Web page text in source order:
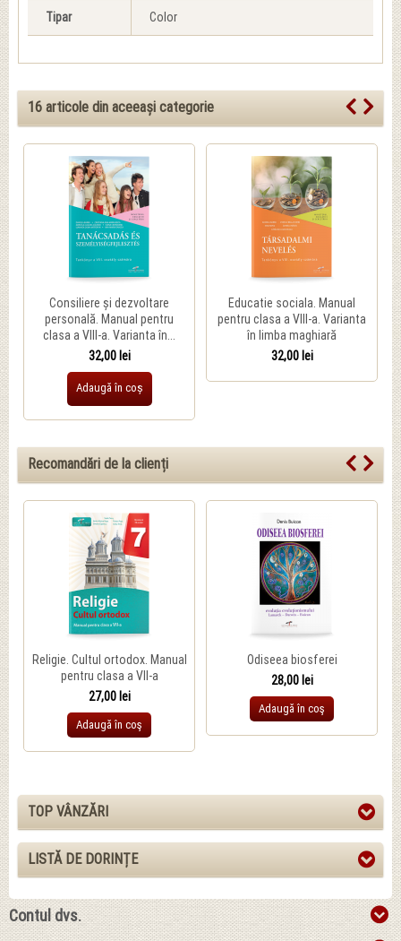
Tipar Color
16 articole din aceeași categorie
Consiliere și dezvoltare
personală. Manual pentru
clasa a VIII-a. Varianta în...
32,00 lei
Adaugă în coș
Educatie sociala. Manual
pentru clasa a VIII-a. Varianta
în limba maghiară
32,00 lei
Recomandări de la clienți
Religie. Cultul ortodox. Manual
pentru clasa a VII-a
27,00 lei
Adaugă în coş
Odiseea biosferei
28,00 lei
Adaugă în coş
TOP VÂNZĂRI
LISTĂ DE DORINȚE
Contul dvs.